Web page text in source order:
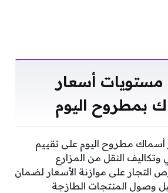
مستويات أسعار
بمطروح اليوم
أسماك مطروح اليوم على تقييم
وتكاليف النقل من المزارع
التجار على موازنة الأسعار لضمان
وصول المنتجات الطازجة